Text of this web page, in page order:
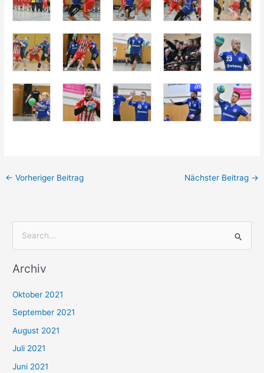
← Vorheriger Beitrag Nächster Beitrag →
c
n
n
a
c
Archiv
Oktober 2021
September 2021
August 2021
Juli 2021
Juni 2021